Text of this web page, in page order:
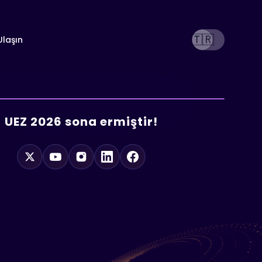
🇹🇷
UEZ 2026 sona ermiştir!